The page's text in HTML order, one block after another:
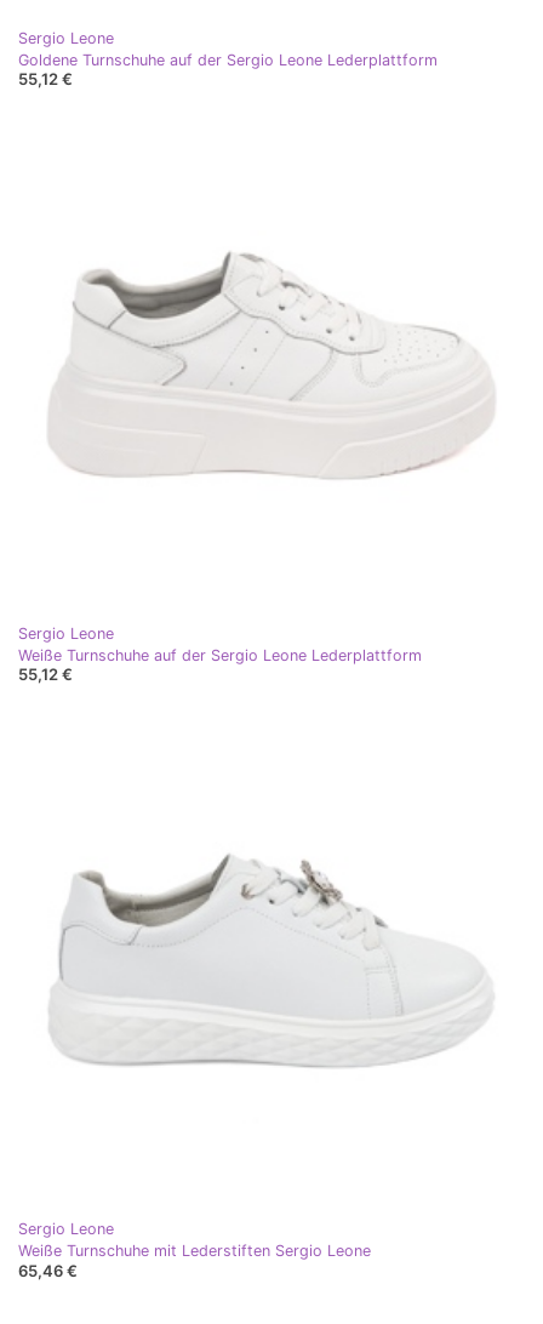
Sergio Leone
Goldene Turnschuhe auf der Sergio Leone Lederplattform
55,12 €
Sergio Leone
Weiße Turnschuhe auf der Sergio Leone Lederplattform
55,12 €
Sergio Leone
Weiße Turnschuhe mit Lederstiften Sergio Leone
65,46 €